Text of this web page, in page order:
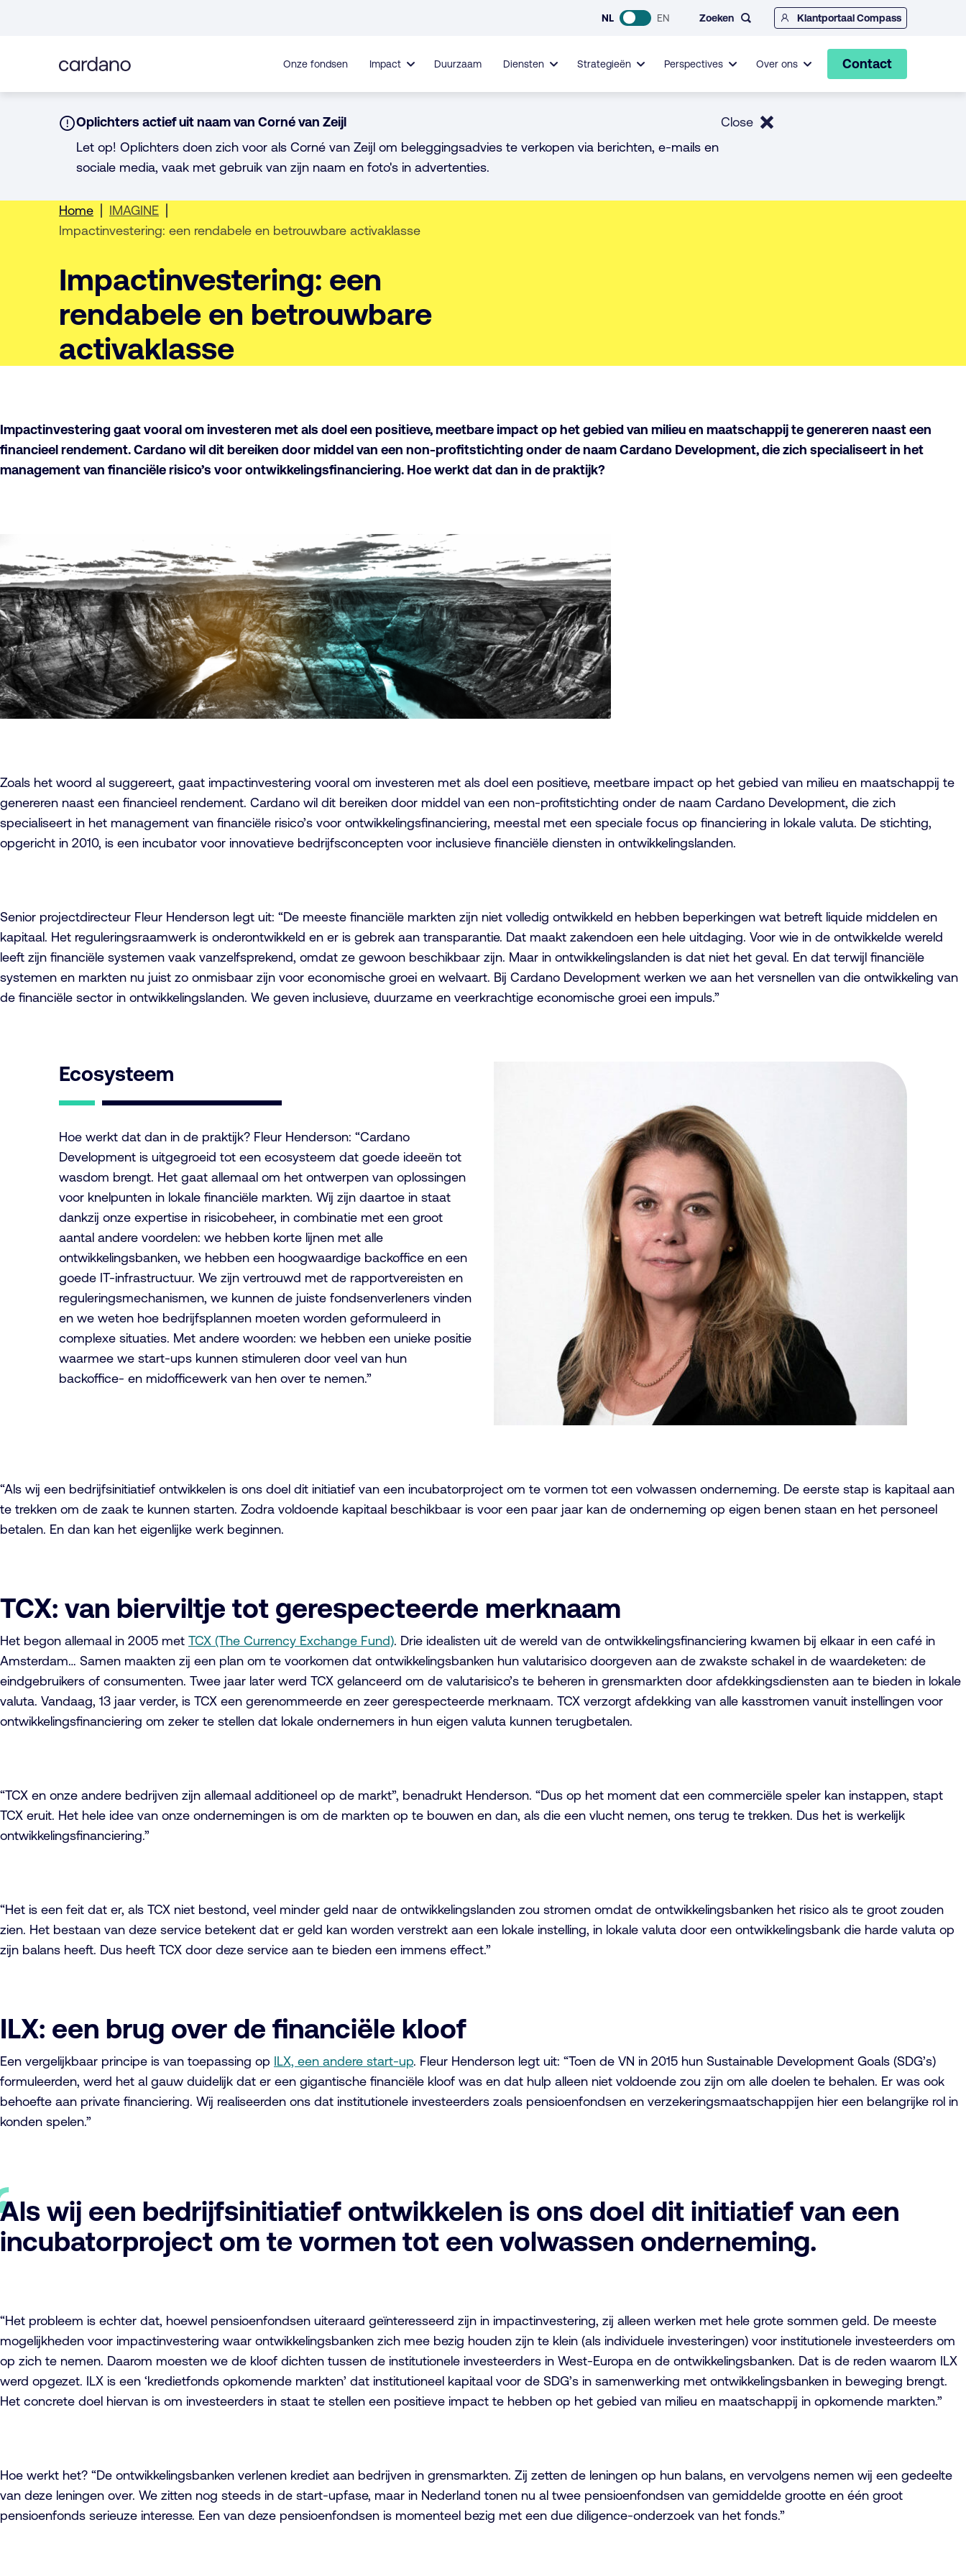
inhoud
NL EN Zoeken Klantportaal Compass
Onze fondsen Impact Duurzaam Diensten Strategieën Perspectives Over ons Contact
Notice:
Oplichters actief uit naam van Corné van Zeijl
Let op! Oplichters doen zich voor als Corné van Zeijl om beleggingsadvies te verkopen via berichten, e-mails en
sociale media, vaak met gebruik van zijn naam en foto's in advertenties.
Close
Home
IMAGINE
Impactinvestering: een rendabele en betrouwbare activaklasse
Impactinvestering: een
rendabele en betrouwbare
activaklasse
Impactinvestering gaat vooral om investeren met als doel een positieve, meetbare impact op het gebied van milieu en maatschappij te genereren naast een
financieel rendement. Cardano wil dit bereiken door middel van een non-profitstichting onder de naam Cardano Development, die zich specialiseert in het
management van financiële risico’s voor ontwikkelingsfinanciering. Hoe werkt dat dan in de praktijk?
Zoals het woord al suggereert, gaat impactinvestering vooral om investeren met als doel een positieve, meetbare impact op het gebied van milieu en maatschappij te
genereren naast een financieel rendement. Cardano wil dit bereiken door middel van een non-profitstichting onder de naam Cardano Development, die zich
specialiseert in het management van financiële risico’s voor ontwikkelingsfinanciering, meestal met een speciale focus op financiering in lokale valuta. De stichting,
opgericht in 2010, is een incubator voor innovatieve bedrijfsconcepten voor inclusieve financiële diensten in ontwikkelingslanden.
Senior projectdirecteur Fleur Henderson legt uit: “De meeste financiële markten zijn niet volledig ontwikkeld en hebben beperkingen wat betreft liquide middelen en
kapitaal. Het reguleringsraamwerk is onderontwikkeld en er is gebrek aan transparantie. Dat maakt zakendoen een hele uitdaging. Voor wie in de ontwikkelde wereld
leeft zijn financiële systemen vaak vanzelfsprekend, omdat ze gewoon beschikbaar zijn. Maar in ontwikkelingslanden is dat niet het geval. En dat terwijl financiële
systemen en markten nu juist zo onmisbaar zijn voor economische groei en welvaart. Bij Cardano Development werken we aan het versnellen van die ontwikkeling van
de financiële sector in ontwikkelingslanden. We geven inclusieve, duurzame en veerkrachtige economische groei een impuls.”
Ecosysteem
Hoe werkt dat dan in de praktijk? Fleur Henderson: “Cardano
Development is uitgegroeid tot een ecosysteem dat goede ideeën tot
wasdom brengt. Het gaat allemaal om het ontwerpen van oplossingen
voor knelpunten in lokale financiële markten. Wij zijn daartoe in staat
dankzij onze expertise in risicobeheer, in combinatie met een groot
aantal andere voordelen: we hebben korte lijnen met alle
ontwikkelingsbanken, we hebben een hoogwaardige backoffice en een
goede IT-infrastructuur. We zijn vertrouwd met de rapportvereisten en
reguleringsmechanismen, we kunnen de juiste fondsenverleners vinden
en we weten hoe bedrijfsplannen moeten worden geformuleerd in
complexe situaties. Met andere woorden: we hebben een unieke positie
waarmee we start-ups kunnen stimuleren door veel van hun
backoffice- en midofficewerk van hen over te nemen.”
“Als wij een bedrijfsinitiatief ontwikkelen is ons doel dit initiatief van een incubatorproject om te vormen tot een volwassen onderneming. De eerste stap is kapitaal aan
te trekken om de zaak te kunnen starten. Zodra voldoende kapitaal beschikbaar is voor een paar jaar kan de onderneming op eigen benen staan en het personeel
betalen. En dan kan het eigenlijke werk beginnen.
TCX: van bierviltje tot gerespecteerde merknaam
Het begon allemaal in 2005 met TCX (The Currency Exchange Fund). Drie idealisten uit de wereld van de ontwikkelingsfinanciering kwamen bij elkaar in een café in
Amsterdam… Samen maakten zij een plan om te voorkomen dat ontwikkelingsbanken hun valutarisico doorgeven aan de zwakste schakel in de waardeketen: de
eindgebruikers of consumenten. Twee jaar later werd TCX gelanceerd om de valutarisico’s te beheren in grensmarkten door afdekkingsdiensten aan te bieden in lokale
valuta. Vandaag, 13 jaar verder, is TCX een gerenommeerde en zeer gerespecteerde merknaam. TCX verzorgt afdekking van alle kasstromen vanuit instellingen voor
ontwikkelingsfinanciering om zeker te stellen dat lokale ondernemers in hun eigen valuta kunnen terugbetalen.
“TCX en onze andere bedrijven zijn allemaal additioneel op de markt”, benadrukt Henderson. “Dus op het moment dat een commerciële speler kan instappen, stapt
TCX eruit. Het hele idee van onze ondernemingen is om de markten op te bouwen en dan, als die een vlucht nemen, ons terug te trekken. Dus het is werkelijk
ontwikkelingsfinanciering.”
“Het is een feit dat er, als TCX niet bestond, veel minder geld naar de ontwikkelingslanden zou stromen omdat de ontwikkelingsbanken het risico als te groot zouden
zien. Het bestaan van deze service betekent dat er geld kan worden verstrekt aan een lokale instelling, in lokale valuta door een ontwikkelingsbank die harde valuta op
zijn balans heeft. Dus heeft TCX door deze service aan te bieden een immens effect.”
ILX: een brug over de financiële kloof
Een vergelijkbaar principe is van toepassing op ILX, een andere start-up. Fleur Henderson legt uit: “Toen de VN in 2015 hun Sustainable Development Goals (SDG’s)
formuleerden, werd het al gauw duidelijk dat er een gigantische financiële kloof was en dat hulp alleen niet voldoende zou zijn om alle doelen te behalen. Er was ook
behoefte aan private financiering. Wij realiseerden ons dat institutionele investeerders zoals pensioenfondsen en verzekeringsmaatschappijen hier een belangrijke rol in
konden spelen.”
Als wij een bedrijfsinitiatief ontwikkelen is ons doel dit initiatief van een
incubatorproject om te vormen tot een volwassen onderneming.
“Het probleem is echter dat, hoewel pensioenfondsen uiteraard geïnteresseerd zijn in impactinvestering, zij alleen werken met hele grote sommen geld. De meeste
mogelijkheden voor impactinvestering waar ontwikkelingsbanken zich mee bezig houden zijn te klein (als individuele investeringen) voor institutionele investeerders om
op zich te nemen. Daarom moesten we de kloof dichten tussen de institutionele investeerders in West-Europa en de ontwikkelingsbanken. Dat is de reden waarom ILX
werd opgezet. ILX is een ‘kredietfonds opkomende markten’ dat institutioneel kapitaal voor de SDG’s in samenwerking met ontwikkelingsbanken in beweging brengt.
Het concrete doel hiervan is om investeerders in staat te stellen een positieve impact te hebben op het gebied van milieu en maatschappij in opkomende markten.”
Hoe werkt het? “De ontwikkelingsbanken verlenen krediet aan bedrijven in grensmarkten. Zij zetten de leningen op hun balans, en vervolgens nemen wij een gedeelte
van deze leningen over. We zitten nog steeds in de start-upfase, maar in Nederland tonen nu al twee pensioenfondsen van gemiddelde grootte en één groot
pensioenfonds serieuze interesse. Een van deze pensioenfondsen is momenteel bezig met een due diligence-onderzoek van het fonds.”